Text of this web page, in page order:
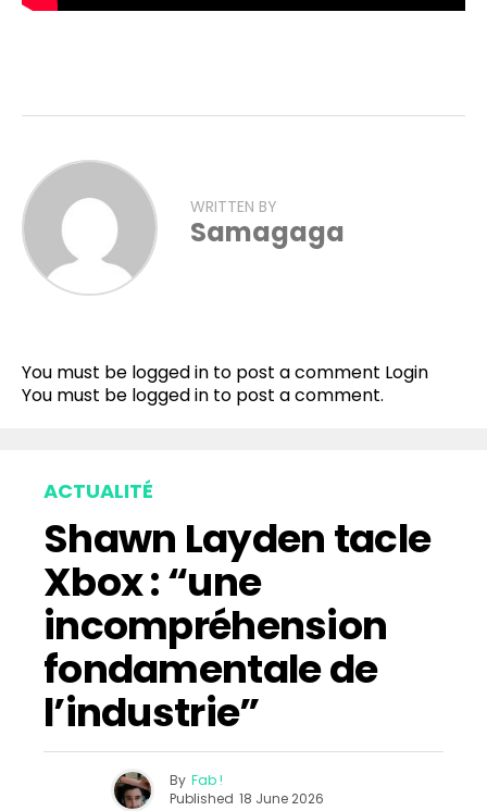
WRITTEN BY
Samagaga
You must be logged in to post a comment Login
You must be logged in to post a comment.
ACTUALITÉ
Shawn Layden tacle
Xbox : “une
incompréhension
fondamentale de
l’industrie”
By Fab !
Published 18 June 2026